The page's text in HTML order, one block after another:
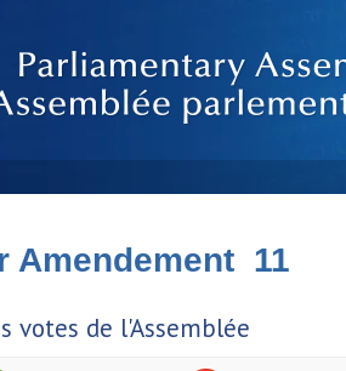
Amendement 11
votes de l'Assemblée